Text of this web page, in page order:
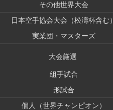
その他世界大会
日本空手協会大会（松濤杯含む）
実業団・マスターズ
大会厳選
組手試合
形試合
個人（世界チャンピオン）